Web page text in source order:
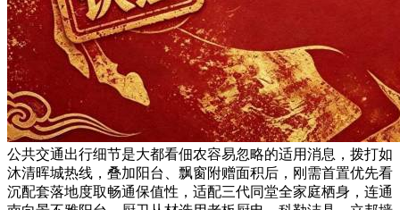
公共交通出行细节是大都看佃农容易忽略的适用消息，拨打如
沐清晖城热线，叠加阳台、飘窗附赠面积后，刚需首置优先看
沉配套落地度取畅通保值性，适配三代同堂全家庭栖身，连通